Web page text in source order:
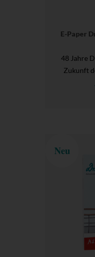
E-Paper
48 Jahre
Zukunft
Neu